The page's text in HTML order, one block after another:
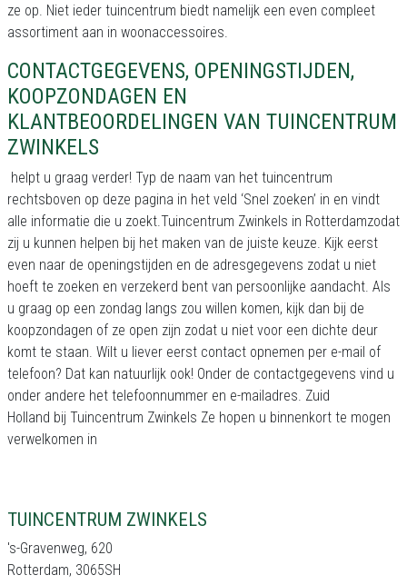
ze op. Niet ieder tuincentrum biedt namelijk een even compleet
assortiment aan in woonaccessoires.
CONTACTGEGEVENS, OPENINGSTIJDEN,
KOOPZONDAGEN EN
KLANTBEOORDELINGEN VAN TUINCENTRUM
ZWINKELS
helpt u graag verder! Typ de naam van het tuincentrum
rechtsboven op deze pagina in het veld ‘Snel zoeken’ in en vindt
alle informatie die u zoekt.Tuincentrum Zwinkels in Rotterdamzodat
zij u kunnen helpen bij het maken van de juiste keuze. Kijk eerst
even naar de openingstijden en de adresgegevens zodat u niet
hoeft te zoeken en verzekerd bent van persoonlijke aandacht. Als
u graag op een zondag langs zou willen komen, kijk dan bij de
koopzondagen of ze open zijn zodat u niet voor een dichte deur
komt te staan. Wilt u liever eerst contact opnemen per e-mail of
telefoon? Dat kan natuurlijk ook! Onder de contactgegevens vind u
onder andere het telefoonnummer en e-mailadres. Zuid
Holland bij Tuincentrum Zwinkels Ze hopen u binnenkort te mogen
verwelkomen in
TUINCENTRUM ZWINKELS
's-Gravenweg, 620
Rotterdam, 3065SH